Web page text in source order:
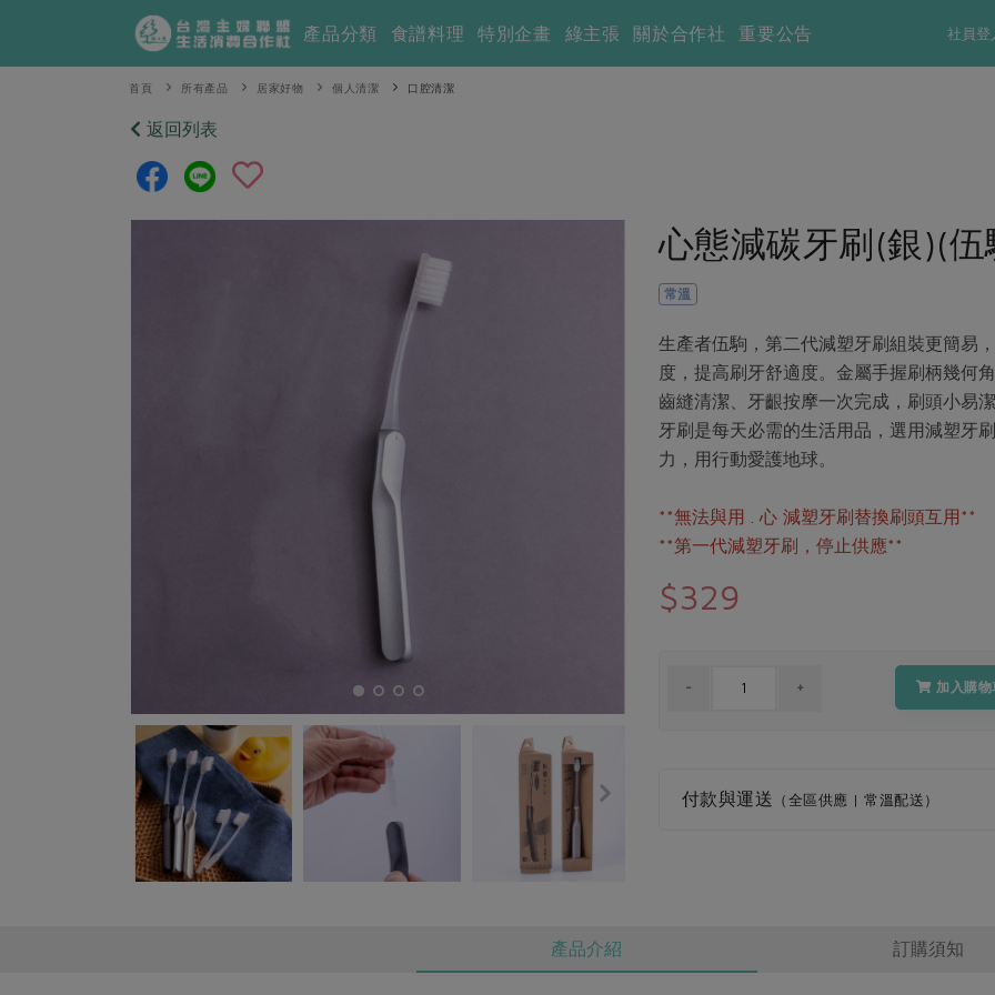
社員登
產品分類 食譜料理 特別企畫 綠主張 關於合作社 重要公告
首頁 所有產品 居家好物 個人清潔 口腔清潔
返回列表
心態減碳牙刷(銀)(
常溫
生產者伍駒，第二代減塑牙刷組裝更簡易
度，提高刷牙舒適度。金屬手握刷柄幾何
齒縫清潔、牙齦按摩一次完成，刷頭小易
牙刷是每天必需的生活用品，選用減塑牙
力，用行動愛護地球。
**無法與用 . 心 減塑牙刷替換刷頭互用**
**第一代減塑牙刷，停止供應**
$329
加入購物
付款與運送 （全區供應 | 常溫配送）
產品介紹 訂購須知